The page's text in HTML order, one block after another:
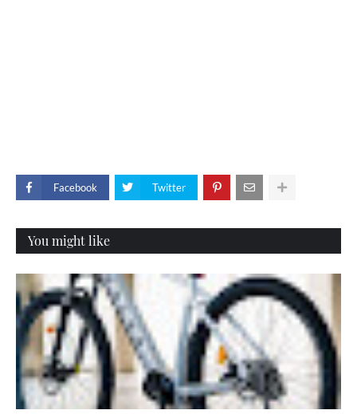
Facebook Twitter
You might like